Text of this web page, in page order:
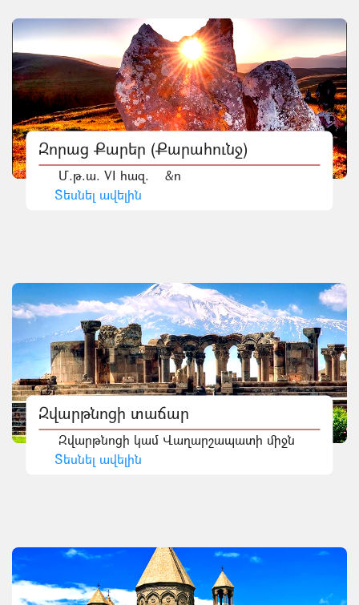
Զորաց Քարեր (Քարահունջ)
Մ.թ.ա. VI հազ. &n
Տեսնել ավելին
Զվարթնոցի տաճար
Զվարթնոցի կամ Վաղարշապատի միջն
Տեսնել ավելին